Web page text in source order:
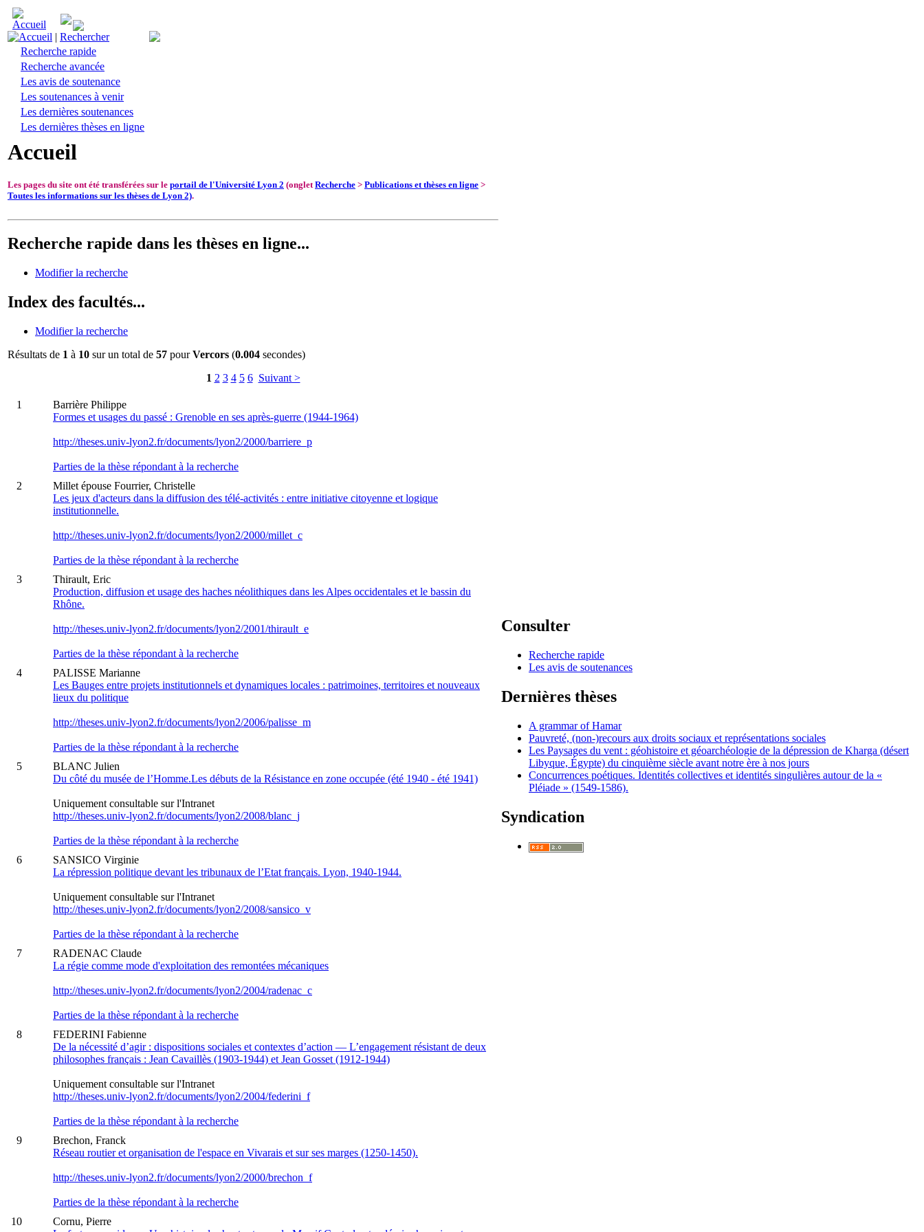
Accueil | Rechercher
Recherche rapide
Recherche avancée
Les avis de soutenance
Les soutenances à venir
Les dernières soutenances
Les dernières thèses en ligne
Accueil
Les pages du site ont été transférées sur le portail de l'Université Lyon 2 (ongletRecherche > Publications et thèses en ligne >
Toutes les informations sur les thèses de Lyon 2).
Recherche rapide dans les thèses en ligne...
Modifier la recherche
Index des facultés...
Modifier la recherche
Résultats de 1 à 10 sur un total de 57 pourVercors (0.004 secondes)
1 2 3 4 5 6 Suivant >
1
Barrière Philippe
Formes et usages du passé : Grenoble en ses après-guerre (1944-1964)
http://theses.univ-lyon2.fr/documents/lyon2/2000/barriere_p
Parties de la thèse répondant à la recherche
2
Millet épouse Fourrier, Christelle
Les jeux d'acteurs dans la diffusion des télé-activités : entre initiative citoyenne et logique
institutionnelle.
http://theses.univ-lyon2.fr/documents/lyon2/2000/millet_c
Parties de la thèse répondant à la recherche
3
Thirault, Eric
Production, diffusion et usage des haches néolithiques dans les Alpes occidentales et le bassin du
Rhône.
http://theses.univ-lyon2.fr/documents/lyon2/2001/thirault_e
Parties de la thèse répondant à la recherche
4
PALISSE Marianne
Les Bauges entre projets institutionnels et dynamiques locales : patrimoines, territoires et nouveaux
lieux du politique
http://theses.univ-lyon2.fr/documents/lyon2/2006/palisse_m
Parties de la thèse répondant à la recherche
5
BLANC Julien
Du côté du musée de l’Homme.Les débuts de la Résistance en zone occupée (été 1940 - été 1941)
Uniquement consultable sur l'Intranet
http://theses.univ-lyon2.fr/documents/lyon2/2008/blanc_j
Parties de la thèse répondant à la recherche
6
SANSICO Virginie
La répression politique devant les tribunaux de l’Etat français. Lyon, 1940-1944.
Uniquement consultable sur l'Intranet
http://theses.univ-lyon2.fr/documents/lyon2/2008/sansico_v
Parties de la thèse répondant à la recherche
7
RADENAC Claude
La régie comme mode d'exploitation des remontées mécaniques
http://theses.univ-lyon2.fr/documents/lyon2/2004/radenac_c
Parties de la thèse répondant à la recherche
8
FEDERINI Fabienne
De la nécessité d’agir : dispositions sociales et contextes d’action — L’engagement résistant de deux
philosophes français : Jean Cavaillès (1903-1944) et Jean Gosset (1912-1944)
Uniquement consultable sur l'Intranet
http://theses.univ-lyon2.fr/documents/lyon2/2004/federini_f
Parties de la thèse répondant à la recherche
9
Brechon, Franck
Réseau routier et organisation de l'espace en Vivarais et sur ses marges (1250-1450).
http://theses.univ-lyon2.fr/documents/lyon2/2000/brechon_f
Parties de la thèse répondant à la recherche
10
Cornu, Pierre
Consulter
Recherche rapide
Les avis de soutenances
Dernières thèses
A grammar of Hamar
Pauvreté, (non-)recours aux droits sociaux et représentations sociales
Les Paysages du vent : géohistoire et géoarchéologie de la dépression de Kharga (désert
Libyque, Égypte) du cinquième siècle avant notre ère à nos jours
Concurrences poétiques. Identités collectives et identités singulières autour de la «
Pléiade » (1549-1586).
Syndication